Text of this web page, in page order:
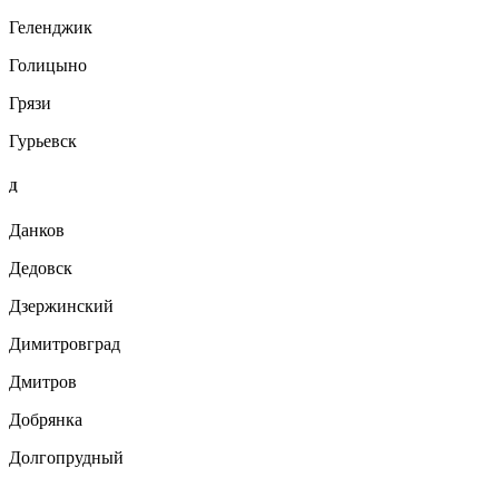
Геленджик
Голицыно
Грязи
Гурьевск
Д
Данков
Дедовск
Дзержинский
Димитровград
Дмитров
Добрянка
Долгопрудный